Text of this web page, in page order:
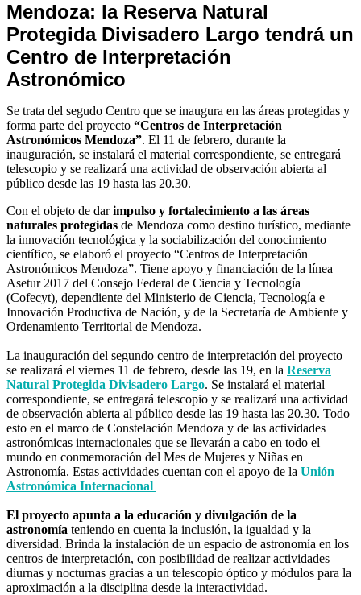
Notas
de
Archivo
Mendoza: la Reserva Natural
Protegida Divisadero Largo tendrá un
Centro de Interpretación
Astronómico
Se trata del segudo Centro que se inaugura en las áreas protegidas y
forma parte del proyecto “Centros de Interpretación
Astronómicos Mendoza”. El 11 de febrero, durante la
inauguración, se instalará el material correspondiente, se entregará
telescopio y se realizará una actividad de observación abierta al
público desde las 19 hasta las 20.30.
Con el objeto de darimpulso y fortalecimiento a las áreas
naturales protegidas de Mendoza como destino turístico, mediante
la innovación tecnológica y la sociabilización del conocimiento
científico, se elaboró el proyecto “Centros de Interpretación
Astronómicos Mendoza”. Tiene apoyo y financiación de la línea
Asetur 2017 del Consejo Federal de Ciencia y Tecnología
(Cofecyt), dependiente del Ministerio de Ciencia, Tecnología e
Innovación Productiva de Nación, y de la Secretaría de Ambiente y
Ordenamiento Territorial de Mendoza.
La inauguración del segundo centro de interpretación del proyecto
se realizará el viernes 11 de febrero, desde las 19, en la Reserva
Natural Protegida Divisadero Largo. Se instalará el material
correspondiente, se entregará telescopio y se realizará una actividad
de observación abierta al público desde las 19 hasta las 20.30. Todo
esto en el marco de Constelación Mendoza y de las actividades
astronómicas internacionales que se llevarán a cabo en todo el
mundo en conmemoración del Mes de Mujeres y Niñas en
Astronomía. Estas actividades cuentan con el apoyo de la Unión
Astronómica Internacional
El proyecto apunta a la educación y divulgación de la
astronomía teniendo en cuenta la inclusión, la igualdad y la
diversidad. Brinda la instalación de un espacio de astronomía en los
centros de interpretación, con posibilidad de realizar actividades
diurnas y nocturnas gracias a un telescopio óptico y módulos para la
aproximación a la disciplina desde la interactividad.